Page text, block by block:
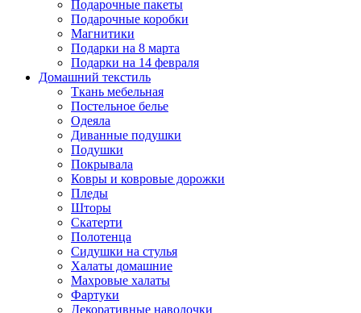
Подарочные пакеты
Подарочные коробки
Магнитики
Подарки на 8 марта
Подарки на 14 февраля
Домашний текстиль
Ткань мебельная
Постельное белье
Одеяла
Диванные подушки
Подушки
Покрывала
Ковры и ковровые дорожки
Пледы
Шторы
Скатерти
Полотенца
Сидушки на стулья
Халаты домашние
Махровые халаты
Фартуки
Декоративные наволочки